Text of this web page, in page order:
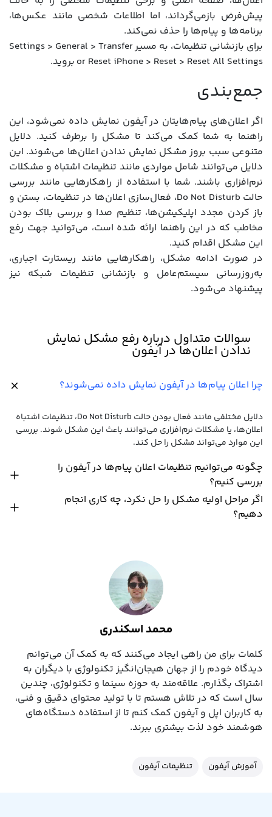
پیش‌فرض بازمی‌گرداند، اما اطلاعات شخصی مانند عکس‌ها،
برنامه‌ها و پیام‌ها را حذف نمی‌کند.
برای بازنشانی تنظیمات، به مسیر Settings > General > Transfer
or Reset iPhone > Reset > Reset All Settings بروید.
جمع‌بندی
اگر اعلان‌های پیام‌هایتان در آیفون نمایش داده نمی‌شود، این
راهنما به شما کمک می‌کند تا مشکل را برطرف کنید. دلایل
متنوعی سبب بروز مشکل نمایش ندادن اعلان‌ها می‌شوند. این
دلایل می‌توانند شامل مواردی مانند تنظیمات اشتباه و مشکلات
نرم‌افزاری باشند. شما با استفاده از راهکارهایی مانند بررسی
حالت Do Not Disturb، فعال‌سازی اعلان‌ها در تنظیمات، بستن و
باز کردن مجدد اپلیکیشن‌ها، تنظیم صدا و بررسی بلاک بودن
مخاطب که در این راهنما ارائه شده است، می‌توانید جهت رفع
این مشکل اقدام کنید.
در صورت ادامه مشکل، راهکارهایی مانند ریستارت اجباری،
به‌روزرسانی سیستم‌عامل و بازنشانی تنظیمات شبکه نیز
پیشنهاد می‌شود.
سوالات متداول درباره رفع مشکل نمایش
ندادن اعلان‌ها در آیفون
چرا اعلان‌ پیام‌ها در آیفون نمایش داده نمی‌شوند؟
دلایل مختلفی مانند فعال بودن حالت Do Not Disturb، تنظیمات اشتباه
اعلان‌ها، یا مشکلات نرم‌افزاری می‌توانند باعث این مشکل شوند. بررسی
این موارد می‌تواند مشکل را حل کند.
چگونه می‌توانیم تنظیمات اعلان پیام‌ها در آیفون را
بررسی کنیم؟
اگر مراحل اولیه مشکل را حل نکرد، چه کاری انجام
دهیم؟
محمد اسکندری
کلمات برای من راهی ایجاد می‌کنند که به کمک آن می‌توانم
دیدگاه خودم را از جهان هیجان‌انگیز تکنولوژی با دیگران به
اشتراک بگذارم. علاقه‌مند به حوزه سینما و تکنولوژی، چندین
سال است که در تلاش هستم تا با تولید محتوای دقیق و فنی،
به کاربران اپل و آیفون کمک کنم تا از استفاده دستگاه‌های
هوشمند خود لذت بیشتری ببرند.
آموزش آیفون تنظیمات آیفون